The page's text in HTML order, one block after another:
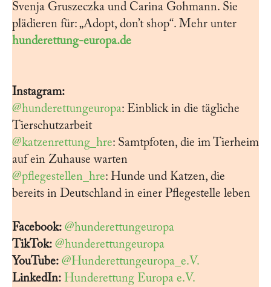
Svenja Gruszeczka und Carina Gohmann. Sie
plädieren für: „Adopt, don’t shop“. Mehr unter
hunderettung-europa.de
Instagram:
@hunderettungeuropa: Einblick in die tägliche
Tierschutzarbeit
@katzenrettung_hre: Samtpfoten, die im Tierheim
auf ein Zuhause warten
@pflegestellen_hre: Hunde und Katzen, die
bereits in Deutschland in einer Pflegestelle leben
Facebook: @hunderettungeuropa
TikTok: @hunderettungeuropa
YouTube: @Hunderettungeuropa_e.V.
LinkedIn: Hunderettung Europa e.V.